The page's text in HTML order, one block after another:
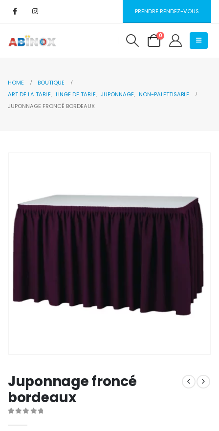
PRENDRE RENDEZ-VOUS
0
HOME
BOUTIQUE
ART DE LA TABLE, LINGE DE TABLE, JUPONNAGE, NON-PALETTISABLE
JUPONNAGE FRONCÉ BORDEAUX
Juponnage froncé
bordeaux